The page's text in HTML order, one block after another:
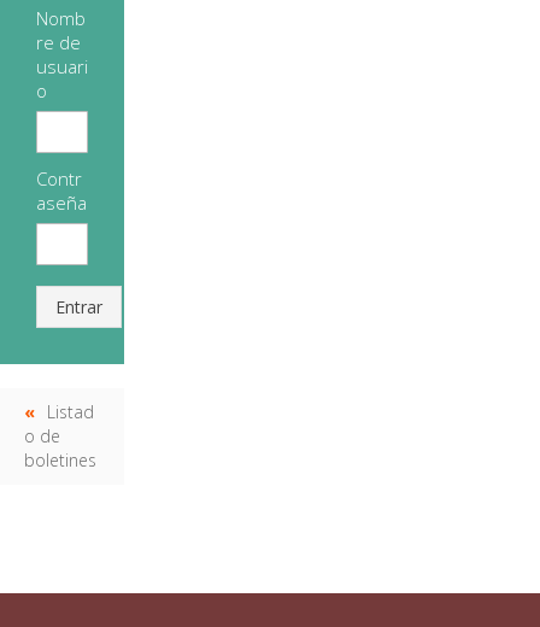
Nomb
re de
usuari
o
Contr
aseña
Entrar
Listad
o de
boletines